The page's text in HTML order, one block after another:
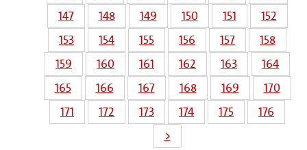
147
148 149 150 151
152
153
154 155 156 157
158
159
160 161 162 163
164
165
166 167 168 169
170
171
172 173 174 175
176
>